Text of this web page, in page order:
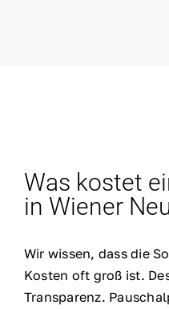
Was kostet
in Wiener
Wir wissen, dass die
Kosten oft groß ist.
Transparenz.